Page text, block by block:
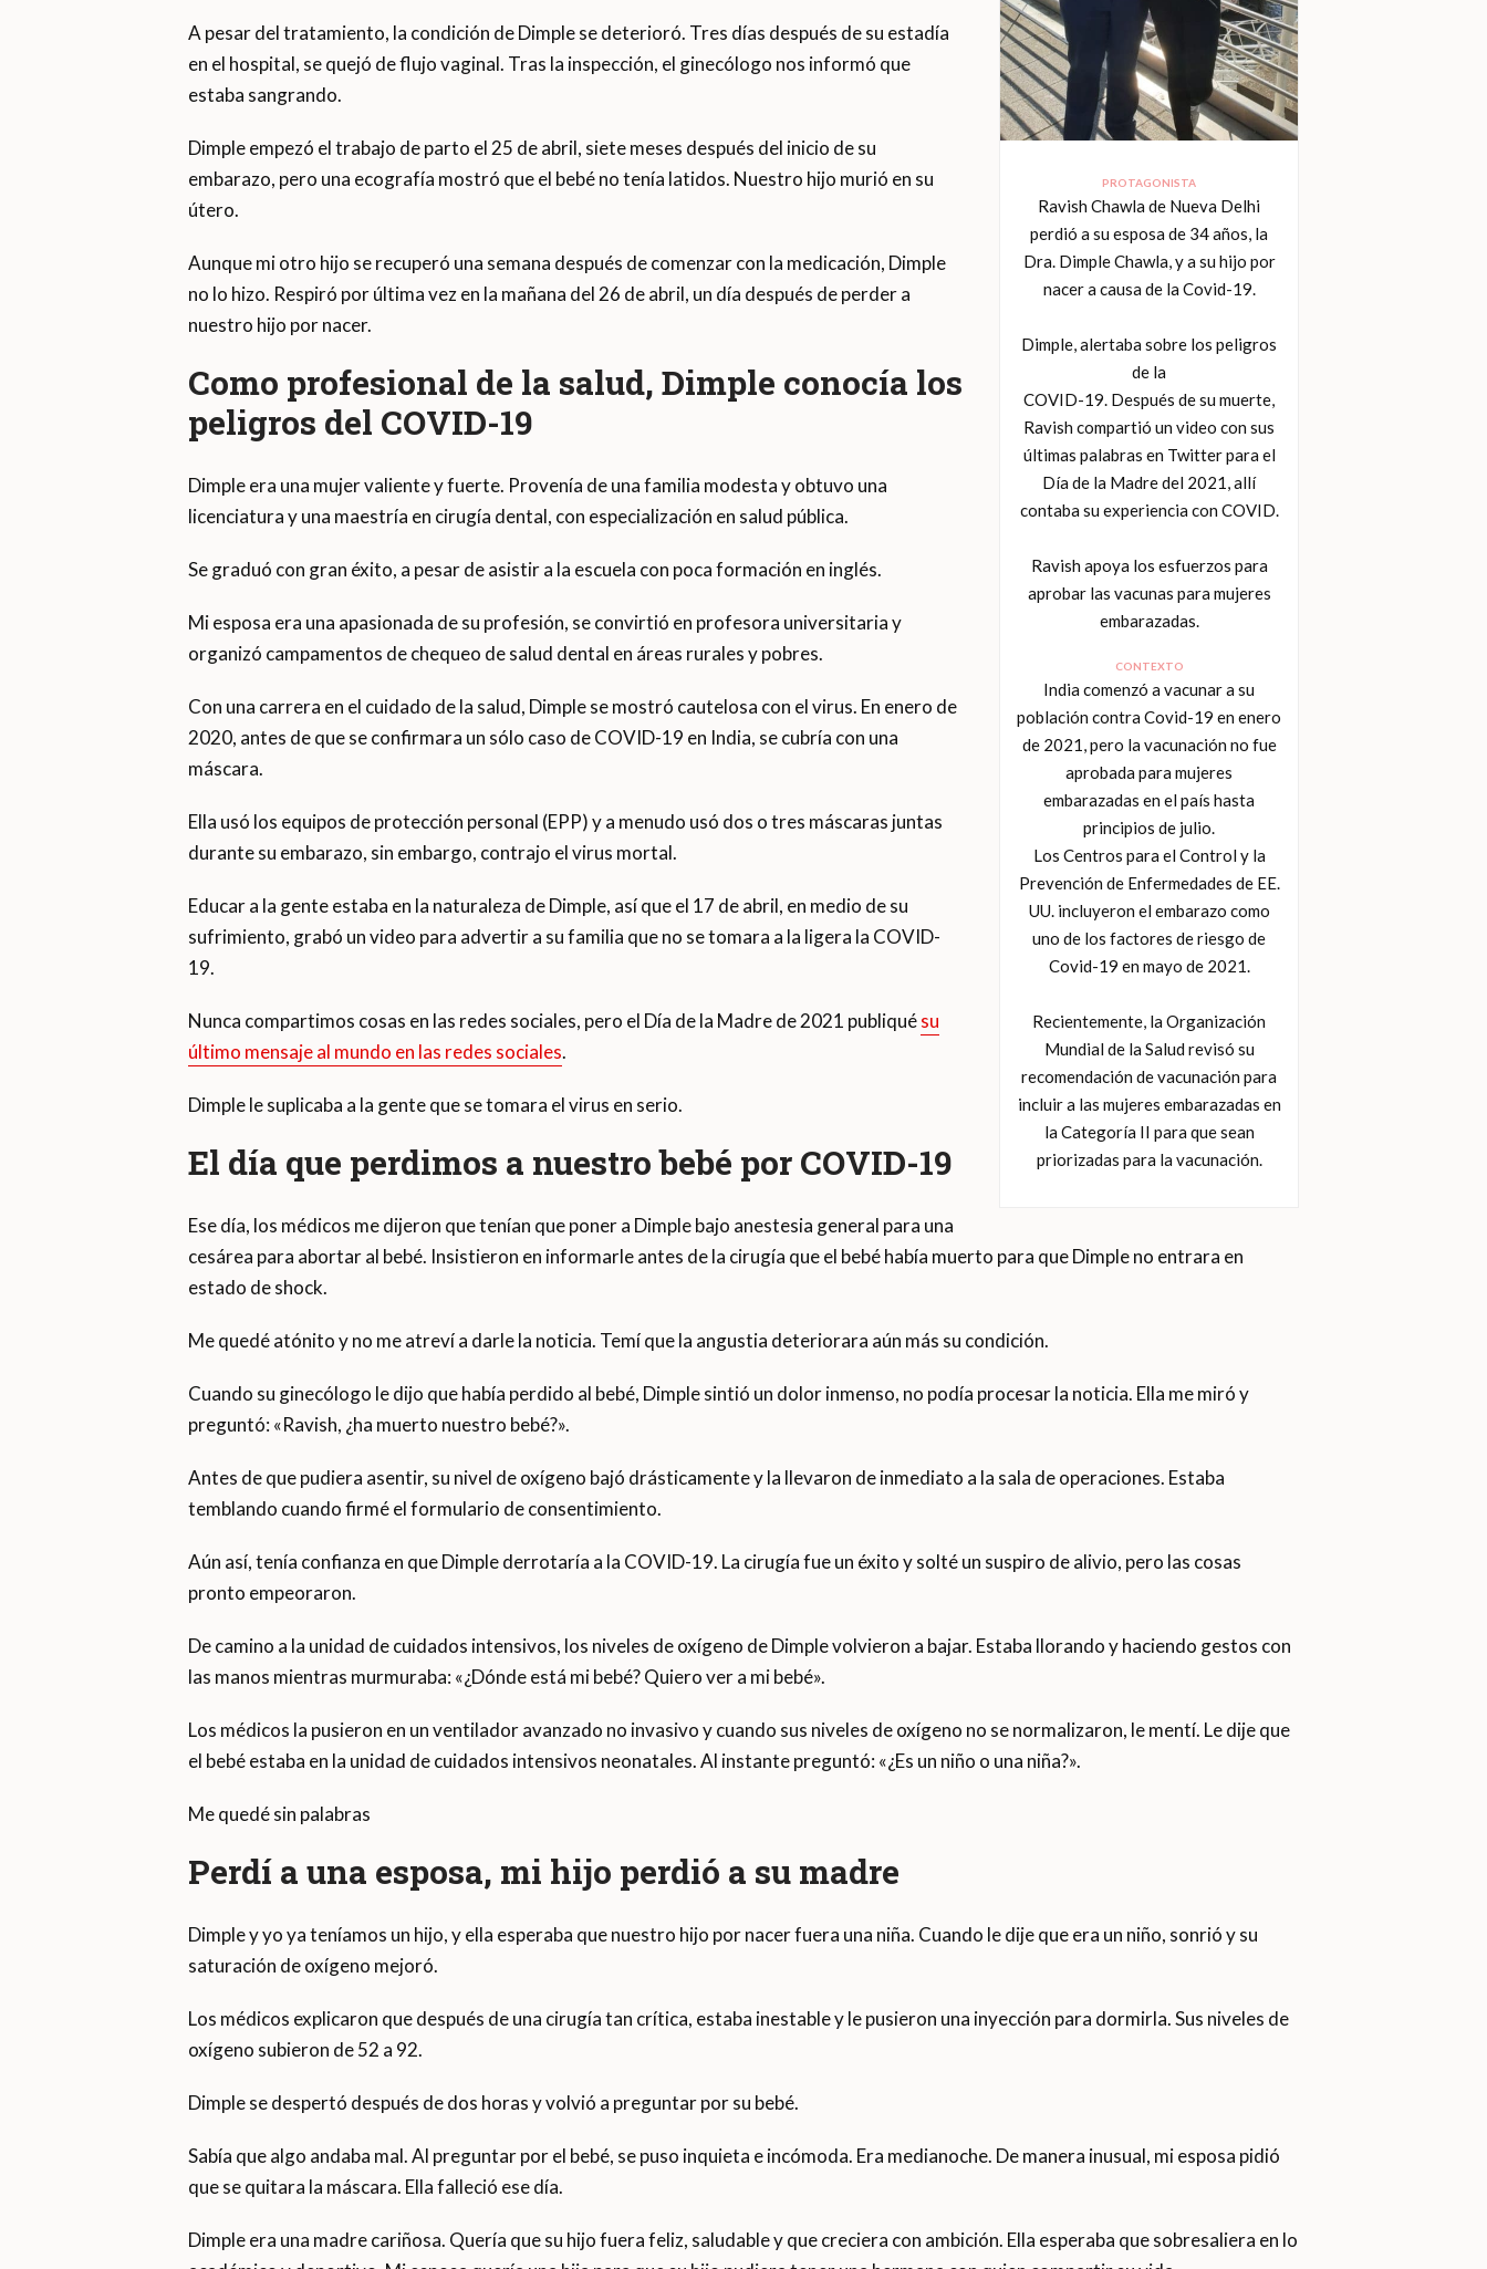
PROTAGONISTA
Ravish Chawla de Nueva Delhi
perdió a su esposa de 34 años, la
Dra. Dimple Chawla, y a su hijo por
nacer a causa de la Covid-19.
Dimple, alertaba sobre los peligros
de la
COVID-19. Después de su muerte,
Ravish compartió un video con sus
últimas palabras en Twitter para el
Día de la Madre del 2021, allí
contaba su experiencia con COVID.
Ravish apoya los esfuerzos para
aprobar las vacunas para mujeres
embarazadas.
CONTEXTO
India comenzó a vacunar a su
población contra Covid-19 en enero
de 2021, pero la vacunación no fue
aprobada para mujeres
embarazadas en el país hasta
principios de julio.
Los Centros para el Control y la
Prevención de Enfermedades de EE.
UU. incluyeron el embarazo como
uno de los factores de riesgo de
Covid-19 en mayo de 2021.
Recientemente, la Organización
Mundial de la Salud revisó su
recomendación de vacunación para
incluir a las mujeres embarazadas en
la Categoría II para que sean
priorizadas para la vacunación.
A pesar del tratamiento, la condición de Dimple se deterioró. Tres días después de su estadía
en el hospital, se quejó de flujo vaginal. Tras la inspección, el ginecólogo nos informó que
estaba sangrando.
Dimple empezó el trabajo de parto el 25 de abril, siete meses después del inicio de su
embarazo, pero una ecografía mostró que el bebé no tenía latidos. Nuestro hijo murió en su
útero.
Aunque mi otro hijo se recuperó una semana después de comenzar con la medicación, Dimple
no lo hizo. Respiró por última vez en la mañana del 26 de abril, un día después de perder a
nuestro hijo por nacer.
Como profesional de la salud, Dimple conocía los
peligros del COVID-19
Dimple era una mujer valiente y fuerte. Provenía de una familia modesta y obtuvo una
licenciatura y una maestría en cirugía dental, con especialización en salud pública.
Se graduó con gran éxito, a pesar de asistir a la escuela con poca formación en inglés.
Mi esposa era una apasionada de su profesión, se convirtió en profesora universitaria y
organizó campamentos de chequeo de salud dental en áreas rurales y pobres.
Con una carrera en el cuidado de la salud, Dimple se mostró cautelosa con el virus. En enero de
2020, antes de que se confirmara un sólo caso de COVID-19 en India, se cubría con una
máscara.
Ella usó los equipos de protección personal (EPP) y a menudo usó dos o tres máscaras juntas
durante su embarazo, sin embargo, contrajo el virus mortal.
Educar a la gente estaba en la naturaleza de Dimple, así que el 17 de abril, en medio de su
sufrimiento, grabó un video para advertir a su familia que no se tomara a la ligera la COVID-
19.
Nunca compartimos cosas en las redes sociales, pero el Día de la Madre de 2021 publiquésu
último mensaje al mundo en las redes sociales.
Dimple le suplicaba a la gente que se tomara el virus en serio.
El día que perdimos a nuestro bebé por COVID-19
Ese día, los médicos me dijeron que tenían que poner a Dimple bajo anestesia general para una
cesárea para abortar al bebé. Insistieron en informarle antes de la cirugía que el bebé había muerto para que Dimple no entrara en
estado de shock.
Me quedé atónito y no me atreví a darle la noticia. Temí que la angustia deteriorara aún más su condición.
Cuando su ginecólogo le dijo que había perdido al bebé, Dimple sintió un dolor inmenso, no podía procesar la noticia. Ella me miró y
preguntó: «Ravish, ¿ha muerto nuestro bebé?».
Antes de que pudiera asentir, su nivel de oxígeno bajó drásticamente y la llevaron de inmediato a la sala de operaciones. Estaba
temblando cuando firmé el formulario de consentimiento.
Aún así, tenía confianza en que Dimple derrotaría a la COVID-19. La cirugía fue un éxito y solté un suspiro de alivio, pero las cosas
pronto empeoraron.
De camino a la unidad de cuidados intensivos, los niveles de oxígeno de Dimple volvieron a bajar. Estaba llorando y haciendo gestos con
las manos mientras murmuraba: «¿Dónde está mi bebé? Quiero ver a mi bebé».
Los médicos la pusieron en un ventilador avanzado no invasivo y cuando sus niveles de oxígeno no se normalizaron, le mentí. Le dije que
el bebé estaba en la unidad de cuidados intensivos neonatales. Al instante preguntó: «¿Es un niño o una niña?».
Me quedé sin palabras
Perdí a una esposa, mi hijo perdió a su madre
Dimple y yo ya teníamos un hijo, y ella esperaba que nuestro hijo por nacer fuera una niña. Cuando le dije que era un niño, sonrió y su
saturación de oxígeno mejoró.
Los médicos explicaron que después de una cirugía tan crítica, estaba inestable y le pusieron una inyección para dormirla. Sus niveles de
oxígeno subieron de 52 a 92.
Dimple se despertó después de dos horas y volvió a preguntar por su bebé.
Sabía que algo andaba mal. Al preguntar por el bebé, se puso inquieta e incómoda. Era medianoche. De manera inusual, mi esposa pidió
que se quitara la máscara. Ella falleció ese día.
Dimple era una madre cariñosa. Quería que su hijo fuera feliz, saludable y que creciera con ambición. Ella esperaba que sobresaliera en lo